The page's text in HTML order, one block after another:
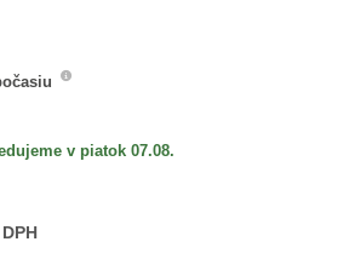
v piatok 07.08.